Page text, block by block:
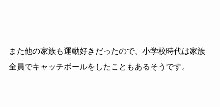
また他の家族も運動好きだったので、小学校時代は家族
全員でキャッチボールをしたこともあるそうです。